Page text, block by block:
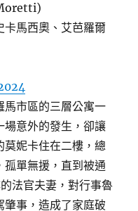
馬西奧、艾芭羅爾
市區的三層公寓一
場意外的發生，卻讓
莫妮卡住在二樓，總
孤單無援，直到被通
法官夫妻，對行事魯
事，造成了家庭破